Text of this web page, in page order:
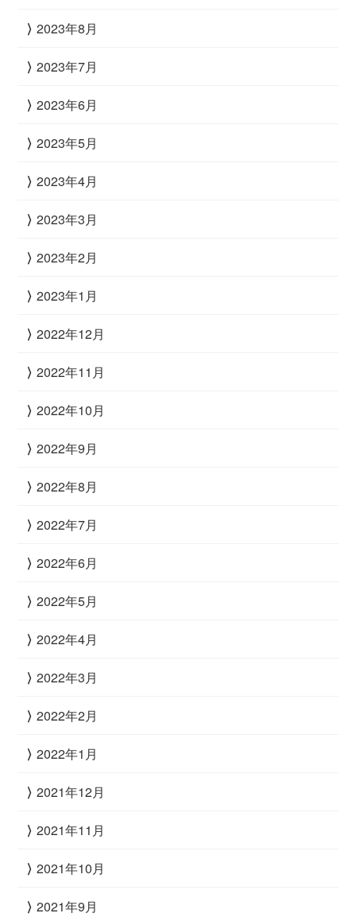
2023年8月
2023年7月
2023年6月
2023年5月
2023年4月
2023年3月
2023年2月
2023年1月
2022年12月
2022年11月
2022年10月
2022年9月
2022年8月
2022年7月
2022年6月
2022年5月
2022年4月
2022年3月
2022年2月
2022年1月
2021年12月
2021年11月
2021年10月
2021年9月